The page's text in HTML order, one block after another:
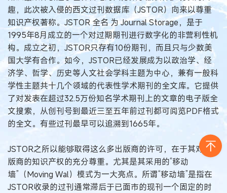
趣，此次被入侵的西文过刊数据库（JSTOR）向来以尊重
知识产权著称。JSTOR 全名 为 Journal Storage，是于
1995年8月成立的一个对过期期刊进行数字化的非营利性机
构。成立之初，JSTOR只存有10份期刊，而且只与少数美
国大学有合作。如今，JSTOR已经发展成为以政治学、经
济学、哲学、历史等人文社会学科主题为中心，兼有一般科
学性主题共十几个领域的代表性学术期刊的全文库。它提供
了对发表在超过32.5万份知名学术期刊上的文章的电子版全
文搜索，从创刊号到最近三至五年前过刊都可阅览PDF格式
的全文。有些过刊最早可以追溯到1665年。
JSTOR之所以能够取得这么多出版商的许可，在于其对出
版商的知识产权的充分尊重。尤其是其采用的“移动
墙”（Moving Wal）模式为一大亮点。所谓“移动墙”是指在
JSTOR收录的过刊通常滞后于已面市的现刊一个固定的时